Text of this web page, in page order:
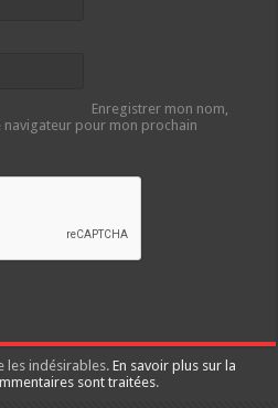
Enregistrer mon nom,
navigateur pour mon prochain
les indésirables.En savoir plus sur la
sont traitées.